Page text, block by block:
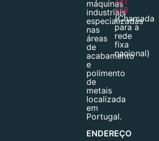
máquinas
industriais
especializadas
nas
áreas
de
acabamento
e
polimento
de
metais
localizada
em
Portugal.
ENDEREÇO
618
(Chamada
para a
rede
fixa
nacional)